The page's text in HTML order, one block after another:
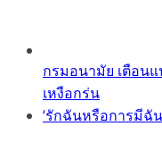
กรมอนามัย เตือน
เหงือกร่น
‘รักฉันหรือการมีฉั